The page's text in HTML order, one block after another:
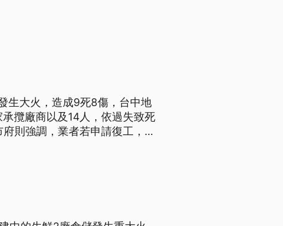
生大火，造成9死8傷，台中地
攬廠商以及14人，依過失致死
則強調，業者若申請復工，還